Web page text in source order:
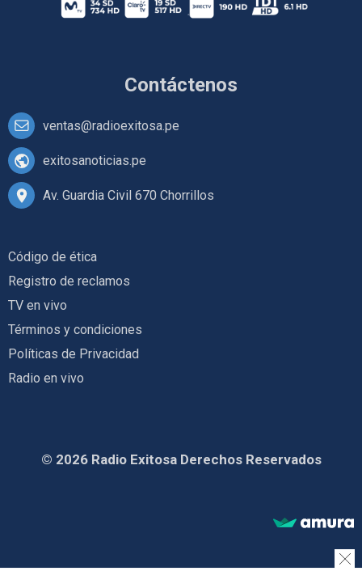
Contáctenos
ventas@radioexitosa.pe
exitosanoticias.pe
Av. Guardia Civil 670 Chorrillos
Código de ética
Registro de reclamos
TV en vivo
Términos y condiciones
Políticas de Privacidad
Radio en vivo
© 2026 Radio Exitosa Derechos Reservados